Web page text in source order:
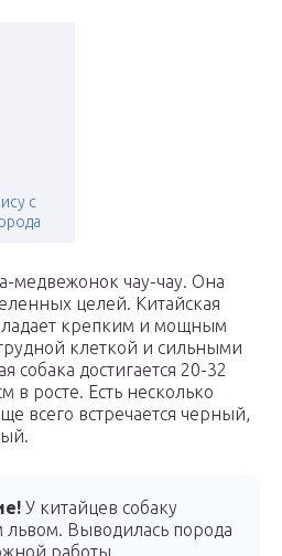
с
медвежонок чау-чау. Она
целей. Китайская
крепким и мощным
клеткой и сильными
собака достигается 20-32
в росте. Есть несколько
всего встречается черный,
У китайцев собаку
Выводилась порода
работы,